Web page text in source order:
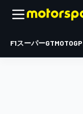
F1スーパーGTMOTOGP